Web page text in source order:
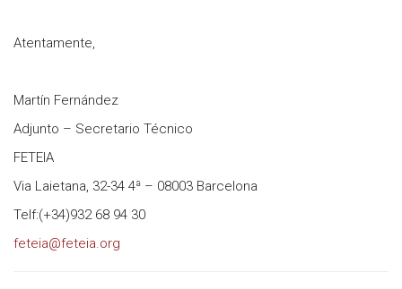
Atentamente,
Martín Fernández
Adjunto – Secretario Técnico
FETEIA
Via Laietana, 32-34 4ª – 08003 Barcelona
Telf:(+34)932 68 94 30
feteia@feteia.org